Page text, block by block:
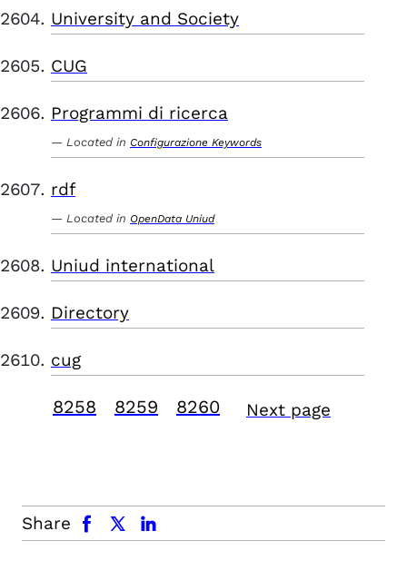
University and Society
CUG
Programmi di ricerca
Located in Configurazione Keywords
rdf
Located in OpenData Uniud
Uniud international
Directory
cug
8258 8259 8260 Next page
Share
facebook x.com linkedin